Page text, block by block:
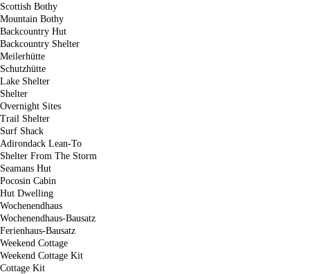
Scottish Bothy
Mountain Bothy
Backcountry Hut
Backcountry Shelter
Meilerhütte
Schutzhütte
Lake Shelter
Shelter
Overnight Sites
Trail Shelter
Surf Shack
Adirondack Lean-To
Shelter From The Storm
Seamans Hut
Pocosin Cabin
Hut Dwelling
Wochenendhaus
Wochenendhaus-Bausatz
Ferienhaus-Bausatz
Weekend Cottage
Weekend Cottage Kit
Cottage Kit